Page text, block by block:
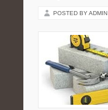
POSTED BY ADMIN